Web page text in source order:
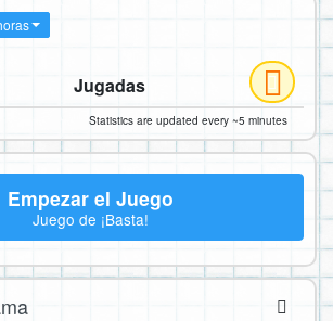
Jugadas
Statistics are updated every ~5 minutes
Empezar el Juego
Juego de ¡Basta!